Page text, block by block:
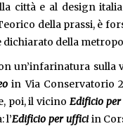
città e al design
della prassi, è
dichiarato della
un’infarinatura sulla
in Via Conservatorio
poi, il vicino Edificio
l’Edificio per ufficiin